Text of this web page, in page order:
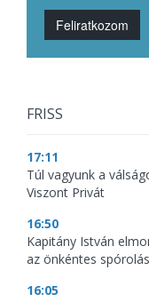
Feliratkozom
FRISS
17:11
Túl vagyunk a
Viszont Privát
16:50
Kapitány István
az önkéntes
16:05